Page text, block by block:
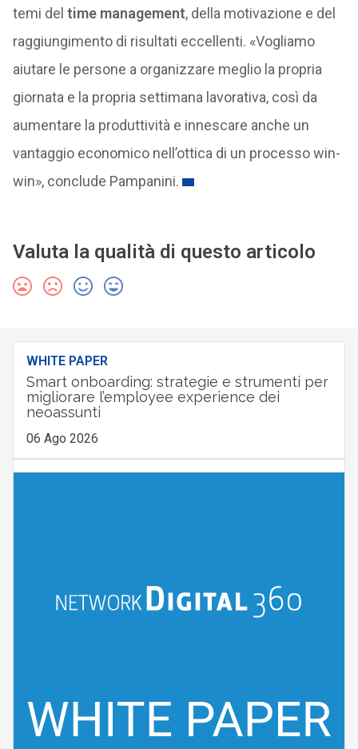
temi del time management, della motivazione e del
raggiungimento di risultati eccellenti. «Vogliamo
aiutare le persone a organizzare meglio la propria
giornata e la propria settimana lavorativa, così da
aumentare la produttività e innescare anche un
vantaggio economico nell’ottica di un processo win-
win», conclude Pampanini.
Valuta la qualità di questo articolo
WHITE PAPER
Smart onboarding: strategie e strumenti per
migliorare l’employee experience dei
neoassunti
06 Ago 2026